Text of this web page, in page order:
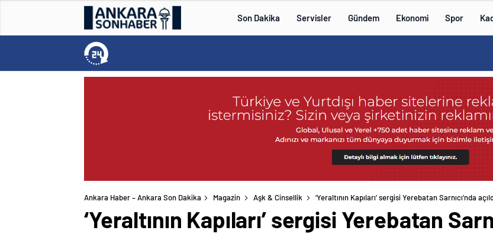
Son Dakika Servisler Gündem Ekonomi Spor
Ankara Haber – Ankara Son Dakika Magazin Aşk & Cinsellik ‘Yeraltının Kapıları’ sergisi Yerebatan Sarnıcı’nda
‘Yeraltının Kapıları’ sergisi Yerebatan